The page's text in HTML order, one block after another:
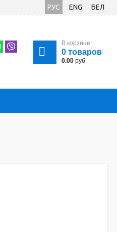
РУС ENG БЕЛ
В корзине:
0 товаров
0.00 руб